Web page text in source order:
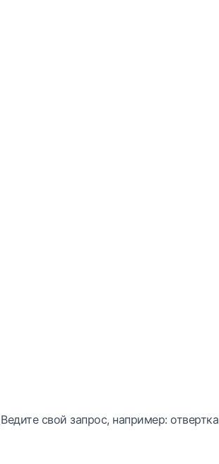
Ведите свой запрос, например: отвертка